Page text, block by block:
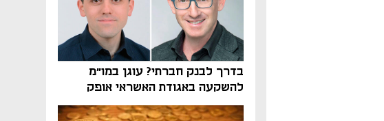
בדרך לבנק חברתי? עוגן במו"מ
להשקעה באגודת האשראי אופק